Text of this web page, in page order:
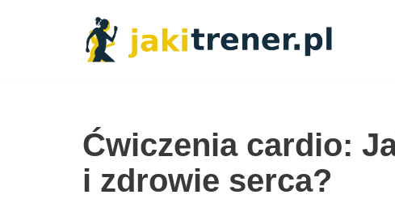
Ćwiczenia cardio:
i zdrowie serca?